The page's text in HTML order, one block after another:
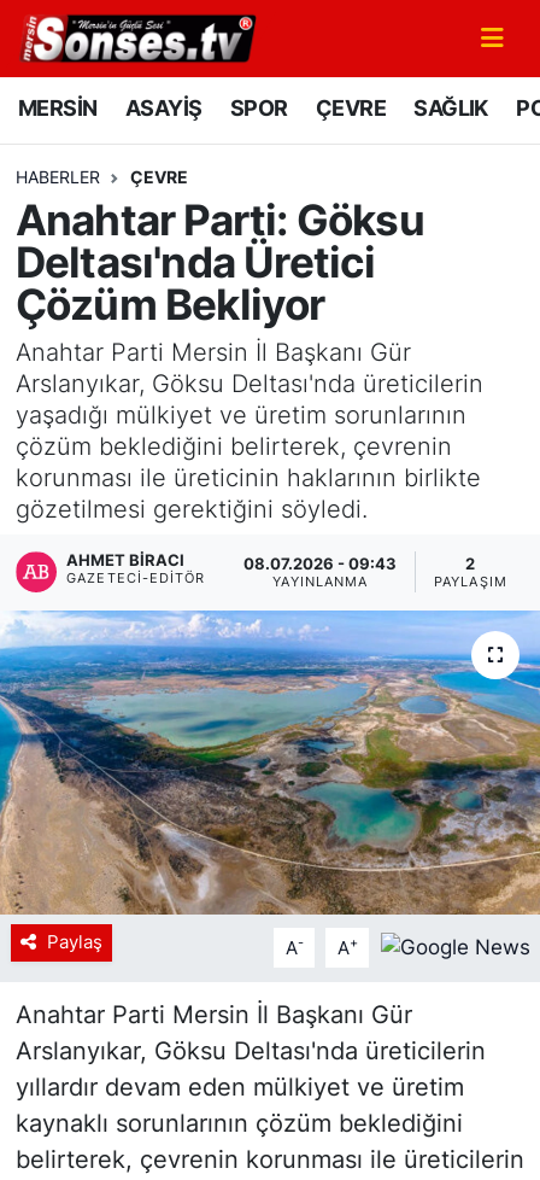
MERSİN ASAYİŞ SPOR ÇEVRE SAĞLIK
HABERLER ÇEVRE
Anahtar Parti: Göksu
Deltası'nda Üretici
Çözüm Bekliyor
Anahtar Parti Mersin İl Başkanı Gür
Arslanyıkar, Göksu Deltası'nda üreticilerin
yaşadığı mülkiyet ve üretim sorunlarının
çözüm beklediğini belirterek, çevrenin
korunması ile üreticinin haklarının birlikte
gözetilmesi gerektiğini söyledi.
AHMET BIRACI
GAZETECI-EDITÖR
08.07.2026 - 09:43
YAYINLANMA
2
PAYLAŞIM
Paylaş A- A+
Anahtar Parti Mersin İl Başkanı Gür
Arslanyıkar, Göksu Deltası'nda üreticilerin
yıllardır devam eden mülkiyet ve üretim
kaynaklı sorunlarının çözüm beklediğini
belirterek, çevrenin korunması ile üreticilerin
MERSİN
SPOR
GÜNÜN MANŞETİ
DÜNYA
KÜLTÜR - SANAT
MAGAZİN
SAĞLIK
Siyaset
YEREL HABER
Haberde insan
Tanıtım
Mersin Nöbetçi Eczaneler
Mersin Namaz Vakitleri
Mersin Trafik Yoğunluk Haritası
Süper Lig Puan Durumu ve Fikstür
Tüm Manşetler
Son Dakika Haberleri
Haber Arşivi